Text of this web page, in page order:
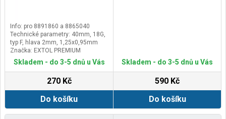
Info: pro 8891860 a 8865040
Technické parametry: 40mm, 18G,
typ F, hlava 2mm, 1,25x0,95mm
Značka: EXTOL PREMIUM
Doplňující parametr: pozinkované
Skladem - do 3-5 dnů u Vás
270 Kč
Do košíku
Skladem - do 3-5 dnů u Vás
590 Kč
Do košíku